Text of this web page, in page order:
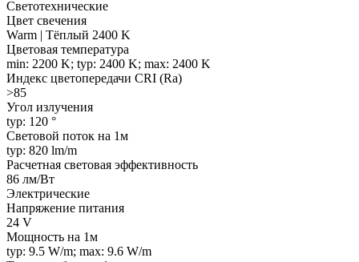
Светотехнические
Цвет свечения
Warm | Тёплый 2400 K
Цветовая температура
min: 2200 K; typ: 2400 K; max: 2400 K
Индекс цветопередачи CRI (Ra)
>85
Угол излучения
typ: 120 °
Световой поток на 1м
typ: 820 lm/m
Расчетная световая эффективность
86 лм/Вт
Электрические
Напряжение питания
24 V
Мощность на 1м
typ: 9.5 W/m; max: 9.6 W/m